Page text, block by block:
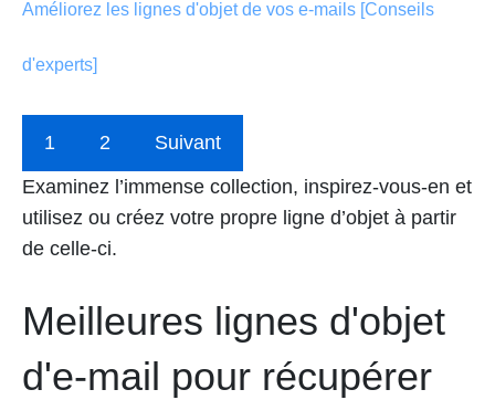
Améliorez les lignes d'objet de vos e-mails [Conseils
d'experts]
1 2
Suivant
Examinez l’immense collection, inspirez-vous-en et
utilisez ou créez votre propre ligne d’objet à partir
de celle-ci.
Meilleures lignes d'objet
d'e-mail pour récupérer